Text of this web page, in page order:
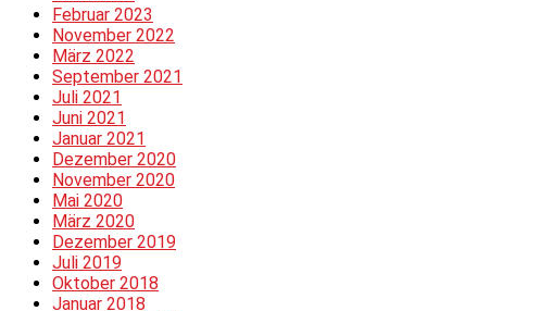
Februar 2023
November 2022
März 2022
September 2021
Juli 2021
Juni 2021
Januar 2021
Dezember 2020
November 2020
Mai 2020
März 2020
Dezember 2019
Juli 2019
Oktober 2018
Januar 2018